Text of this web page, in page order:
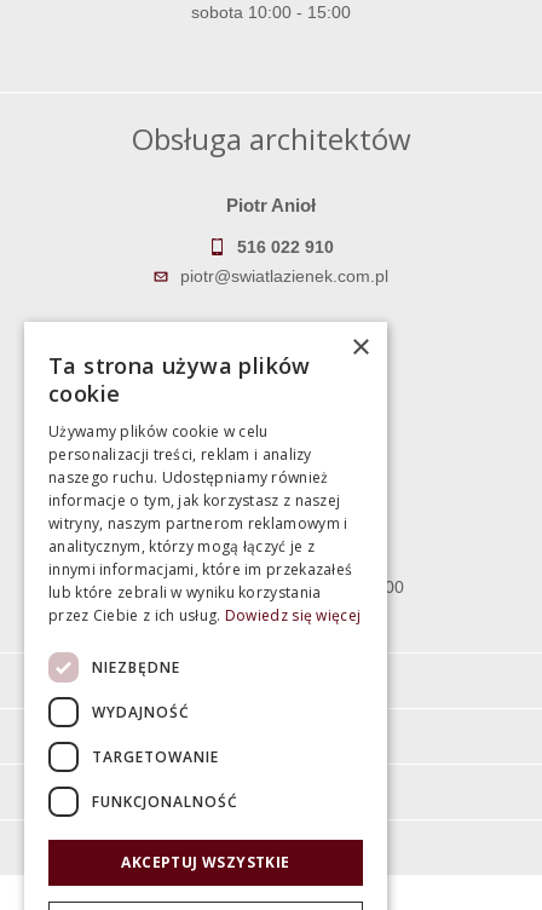
sobota 10:00 - 15:00
Obsługa architektów
Piotr Anioł
516 022 910
piotr@swiatlazienek.com.pl
783 043 083
Magazyn
Bartycka 24/26 Hala 100
00-716 Warszawa
poniedziałek - piątek 10:00 - 18:00
sobota 10:00 - 15:00
Moje konto
O firmie
×
Ta strona używa plików
cookie
Używamy plików cookie w celu
personalizacji treści, reklam i analizy
naszego ruchu. Udostępniamy również
informacje o tym, jak korzystasz z naszej
witryny, naszym partnerom reklamowym i
analitycznym, którzy mogą łączyć je z
innymi informacjami, które im przekazałeś
lub które zebrali w wyniku korzystania
przez Ciebie z ich usług. Dowiedz się więcej
NIEZBĘDNE
WYDAJNOŚĆ
TARGETOWANIE
FUNKCJONALNOŚĆ
AKCEPTUJ WSZYSTKIE